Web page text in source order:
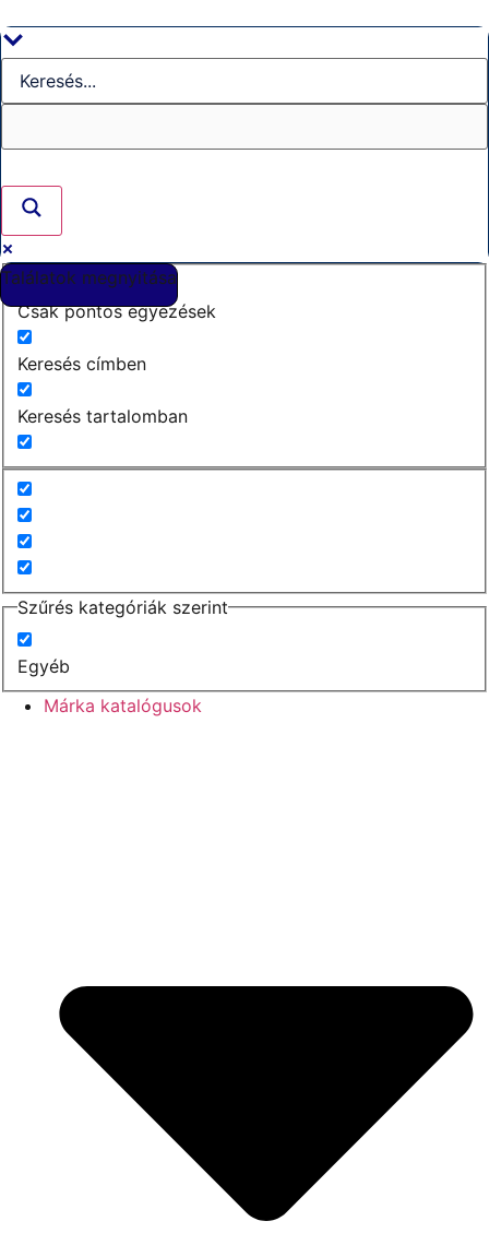
a
tartalomhoz
Találatok megnyitása
Csak pontos egyezések
Keresés címben
Keresés tartalomban
Szűrés kategóriák szerint
Egyéb
Márka katalógusok